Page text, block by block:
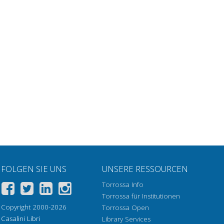
FOLGEN SIE UNS
Copyright 2000-2026
Casalini Libri
UNSERE RESSOURCEN
Torrossa Info
Torrossa für Institutionen
Torrossa Open
Library Services